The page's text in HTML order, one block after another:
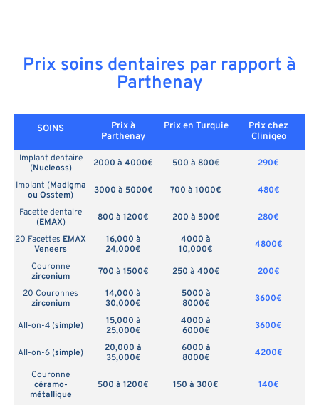
Prix soins dentaires par rapport à
Parthenay
SOINS
Prix à
Parthenay
Prix en Turquie
Prix chez
Cliniqeo
Implant dentaire
(Nucleoss) 2000 à 4000€ 500 à 800€
290€
Implant (Madigma
ou Osstem) 3000 à 5000€ 700 à 1000€
480€
Facette dentaire
(EMAX) 800 à 1200€ 200 à 500€
280€
20 Facettes EMAX
Veneers
16,000 à
24,000€
4000 à
10,000€
4800€
Couronne
zirconium
700 à 1500€ 250 à 400€
200€
20 Couronnes
zirconium
14,000 à
30,000€
5000 à
8000€
3600€
All-on-4 (simple)
15,000 à
25,000€
4000 à
6000€
3600€
All-on-6 (simple)
20,000 à
35,000€
6000 à
8000€
4200€
Couronne
céramo-
métallique
500 à 1200€ 150 à 300€ 140€